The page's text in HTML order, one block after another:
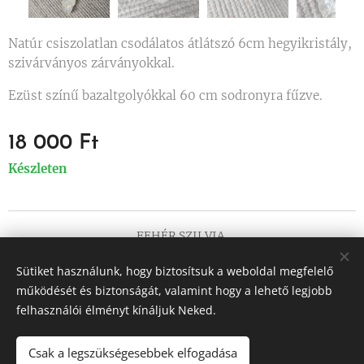
Natúr csiszolatlan csodálatos átlátszó 6cm hegyikristály,
szivárványos zárványokkal.
Ezüst színű bazaltgolyókkal 60 cm sodronyra fűzve.
18 000 Ft
Készleten
FEHÉR SZILVIA
Sütik
Nyelvek
Sütiket használunk, hogy biztosítsuk a weboldal megfelelő
működését és biztonságát, valamint hogy a lehető legjobb
felhasználói élményt kínáljuk Neked.
Csak a legszükségesebbek elfogadása